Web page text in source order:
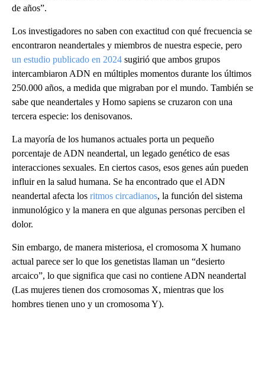
de años”.
Los investigadores no saben con exactitud con qué frecuencia se
encontraron neandertales y miembros de nuestra especie, pero
un estudio publicado en 2024 sugirió que ambos grupos
intercambiaron ADN en múltiples momentos durante los últimos
250.000 años, a medida que migraban por el mundo. También se
sabe que neandertales y Homo sapiens se cruzaron con una
tercera especie: los denisovanos.
La mayoría de los humanos actuales porta un pequeño
porcentaje de ADN neandertal, un legado genético de esas
interacciones sexuales. En ciertos casos, esos genes aún pueden
influir en la salud humana. Se ha encontrado que el ADN
neandertal afecta los ritmos circadianos, la función del sistema
inmunológico y la manera en que algunas personas perciben el
dolor.
Sin embargo, de manera misteriosa, el cromosoma X humano
actual parece ser lo que los genetistas llaman un “desierto
arcaico”, lo que significa que casi no contiene ADN neandertal
(Las mujeres tienen dos cromosomas X, mientras que los
hombres tienen uno y un cromosoma Y).